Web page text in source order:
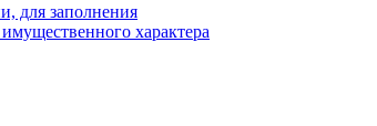
для заполнения
характера